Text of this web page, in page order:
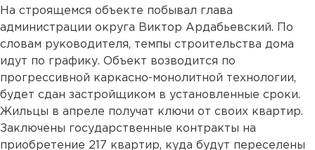
На строящемся объекте побывал глава
администрации округа Виктор Ардабьевский. По
словам руководителя, темпы строительства дома
идут по графику. Объект возводится по
прогрессивной каркасно-монолитной технологии,
будет сдан застройщиком в установленные сроки.
Жильцы в апреле получат ключи от своих квартир.
Заключены государственные контракты на
приобретение 217 квартир, куда будут переселены